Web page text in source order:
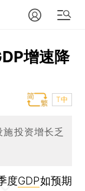
增速降
T中
投资增长乏
度GDP如预期